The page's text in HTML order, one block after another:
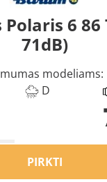
6 86
71dB)
modeliams:
D
PIRKTI